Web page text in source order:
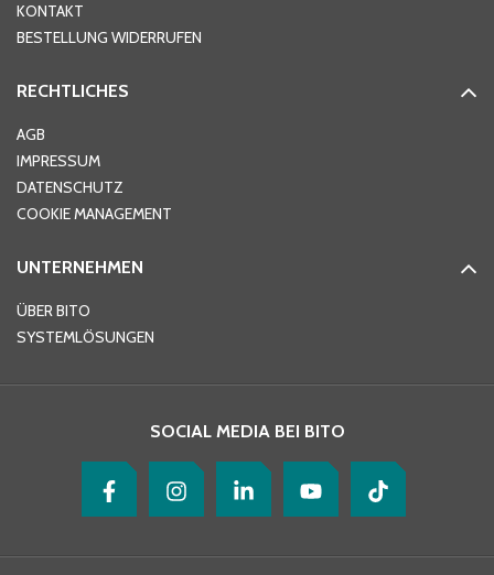
Ort*
Telefon
KONTAKT
BESTELLUNG WIDERRUFEN
RECHTLICHES
AGB
IMPRESSUM
DATENSCHUTZ
COOKIE MANAGEMENT
UNTERNEHMEN
ÜBER BITO
SYSTEMLÖSUNGEN
SOCIAL MEDIA BEI BITO